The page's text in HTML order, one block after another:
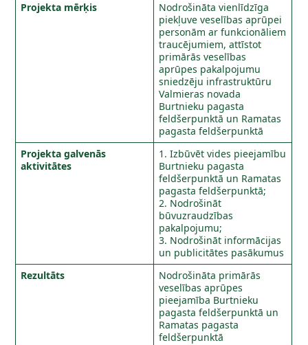
Projekta mērķis
Nodrošināta vienlīdzīga
piekļuve veselības aprūpei
personām ar funkcionāliem
traucējumiem, attīstot
primārās veselības
aprūpes pakalpojumu
sniedzēju infrastruktūru
Valmieras novada
Burtnieku pagasta
feldšerpunktā un Ramatas
pagasta feldšerpunktā
Projekta galvenās
aktivitātes
1. Izbūvēt vides pieejamību
Burtnieku pagasta
feldšerpunktā un Ramatas
pagasta feldšerpunktā;
2. Nodrošināt
būvuzraudzības
pakalpojumu;
3. Nodrošināt informācijas
un publicitātes pasākumus
Rezultāts
Nodrošināta primārās
veselības aprūpes
pieejamība Burtnieku
pagasta feldšerpunktā un
Ramatas pagasta
feldšerpunktā